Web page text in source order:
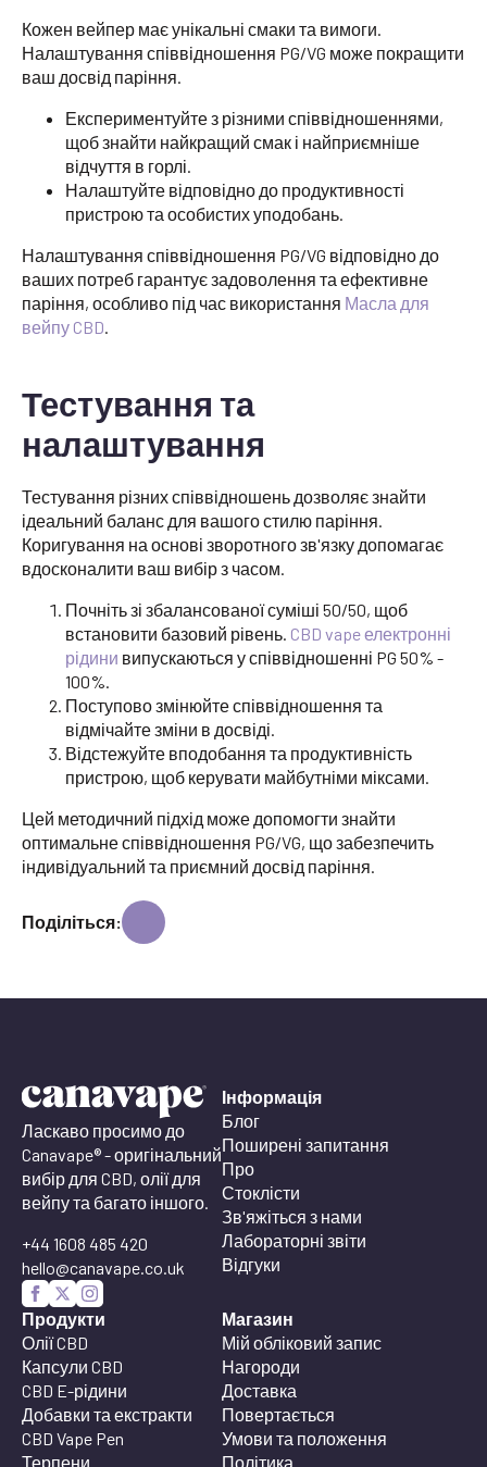
Кожен вейпер має унікальні смаки та вимоги.
Налаштування співвідношення PG/VG може покращити
ваш досвід паріння.
Експериментуйте з різними співвідношеннями,
щоб знайти найкращий смак і найприємніше
відчуття в горлі.
Налаштуйте відповідно до продуктивності
пристрою та особистих уподобань.
Налаштування співвідношення PG/VG відповідно до
ваших потреб гарантує задоволення та ефективне
паріння, особливо під час використання Масла для
вейпу CBD.
Тестування та
налаштування
Тестування різних співвідношень дозволяє знайти
ідеальний баланс для вашого стилю паріння.
Коригування на основі зворотного зв'язку допомагає
вдосконалити ваш вибір з часом.
Почніть зі збалансованої суміші 50/50, щоб
встановити базовий рівень. CBD vape електронні
рідини випускаються у співвідношенні PG 50% -
100%.
Поступово змінюйте співвідношення та
відмічайте зміни в досвіді.
Відстежуйте вподобання та продуктивність
пристрою, щоб керувати майбутніми міксами.
Цей методичний підхід може допомогти знайти
оптимальне співвідношення PG/VG, що забезпечить
індивідуальний та приємний досвід паріння.
Поділіться:
Ласкаво просимо до
Canavape® - оригінальний
вибір для CBD, олії для
вейпу та багато іншого.
+44 1608 485 420
hello@canavape.co.uk
Інформація
Блог
Поширені запитання
Про
Стоклісти
Зв'яжіться з нами
Лабораторні звіти
Відгуки
Продукти
Олії CBD
Капсули CBD
CBD E-рідини
Добавки та екстракти
CBD Vape Pen
Терпени
Магазин
Мій обліковий запис
Нагороди
Доставка
Повертається
Умови та положення
Політика